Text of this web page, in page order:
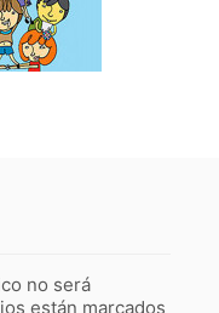
no será
están marcados